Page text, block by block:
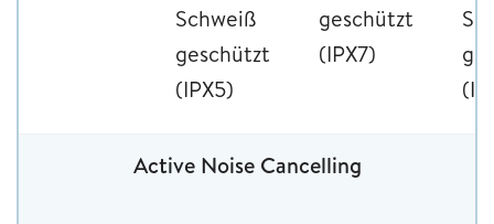
Schweiß
geschützt
(IPX5)
geschützt
(IPX7)
Active Noise Cancelling